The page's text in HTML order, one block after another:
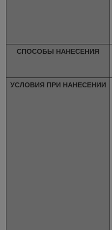
СПОСОБЫ НАНЕСЕНИЯ
УСЛОВИЯ ПРИ НАНЕСЕНИИ